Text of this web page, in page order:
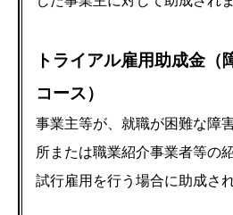
トライアル雇用助成金（
コース）
事業主等が、就職が困難な障
所または職業紹介事業者等の
試行雇用を行う場合に助成され